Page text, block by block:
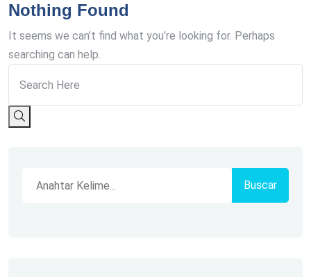
Nothing Found
It seems we can’t find what you’re looking for. Perhaps
searching can help.
Buscar